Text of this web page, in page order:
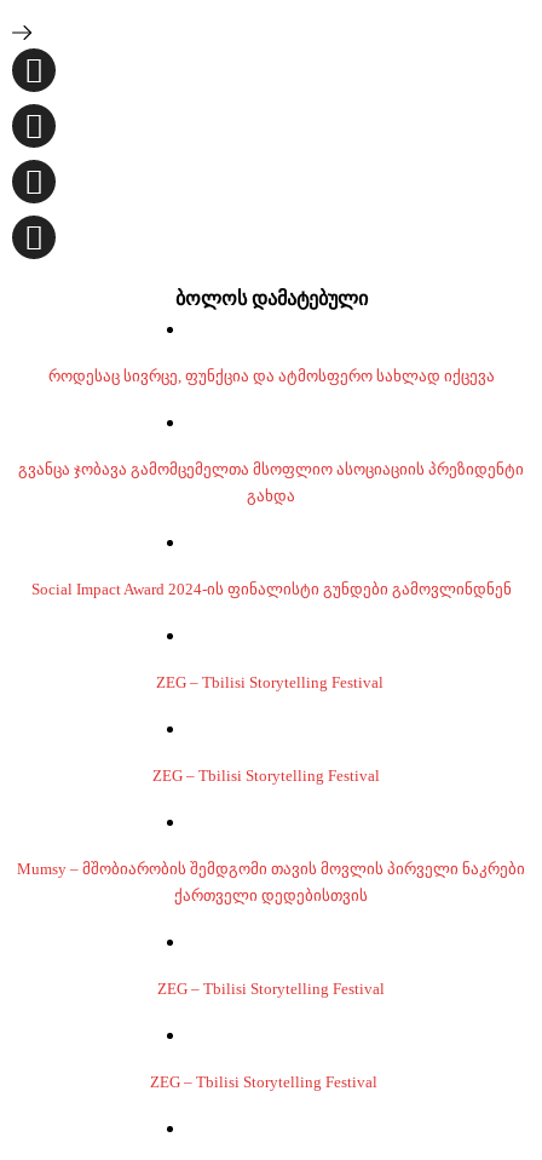
ბოლოს დამატებული
როდესაც სივრცე, ფუნქცია და ატმოსფერო სახლად იქცევა
გვანცა ჯობავა გამომცემელთა მსოფლიო ასოციაციის პრეზიდენტი
გახდა
Social Impact Award 2024-ის ფინალისტი გუნდები გამოვლინდნენ
ZEG – Tbilisi Storytelling Festival
ZEG – Tbilisi Storytelling Festival
Mumsy – მშობიარობის შემდგომი თავის მოვლის პირველი ნაკრები
ქართველი დედებისთვის
ZEG – Tbilisi Storytelling Festival
ZEG – Tbilisi Storytelling Festival